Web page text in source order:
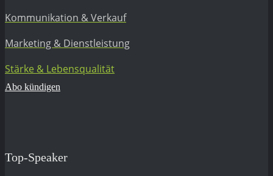
Kommunikation & Verkauf
Marketing & Dienstleistung
Stärke & Lebensqualität
Abo kündigen
Top-Speaker